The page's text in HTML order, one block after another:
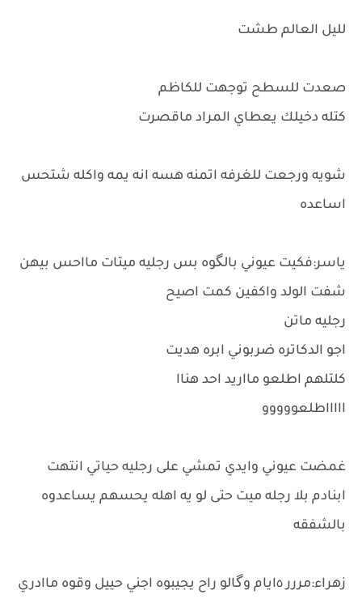
لليل العالم طشت
صعدت للسطح توجهت للكاظم
كتله دخيلك يعطاي المراد ماقصرت
شويه ورجعت للغرفه اتمنه هسه انه يمه واكله شتحس
اساعده
ياسر:فكيت عيوني بالگوه بس رجليه ميتات مااحس بيهن
شفت الولد واكفين كمت اصيح
رجليه ماتن
اجو الدكاتره ضربوني ابره هديت
كلتلهم اطلعو مااريد احد هناا
اااااطلعووووو
غمضت عيوني وايدي تمشي على رجليه حياتي انتهت
ابنادم بلا رجله ميت حتى لو يه اهله يحسهم يساعدوه
بالشفقه
زهراء:مررر ٥ايام وگالو راح يجيبوه اجني حييل وقوه ماادري